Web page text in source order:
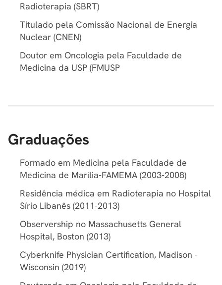
Radioterapia (SBRT)
Titulado pela Comissão Nacional de Energia
Nuclear (CNEN)
Doutor em Oncologia pela Faculdade de
Medicina da USP (FMUSP
Graduações
Formado em Medicina pela Faculdade de
Medicina de Marília-FAMEMA (2003-2008)
Residência médica em Radioterapia no Hospital
Sírio Libanês (2011-2013)
Observership no Massachusetts General
Hospital, Boston (2013)
Cyberknife Physician Certification, Madison -
Wisconsin (2019)